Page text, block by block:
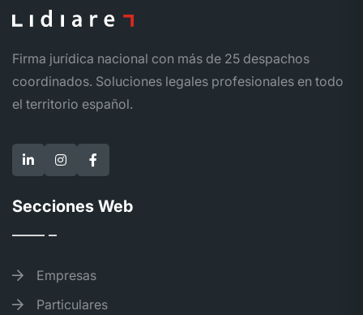
Firma jurídica nacional con más de 25 despachos
coordinados. Soluciones legales profesionales en todo
el territorio español.
Secciones Web
Empresas
Particulares